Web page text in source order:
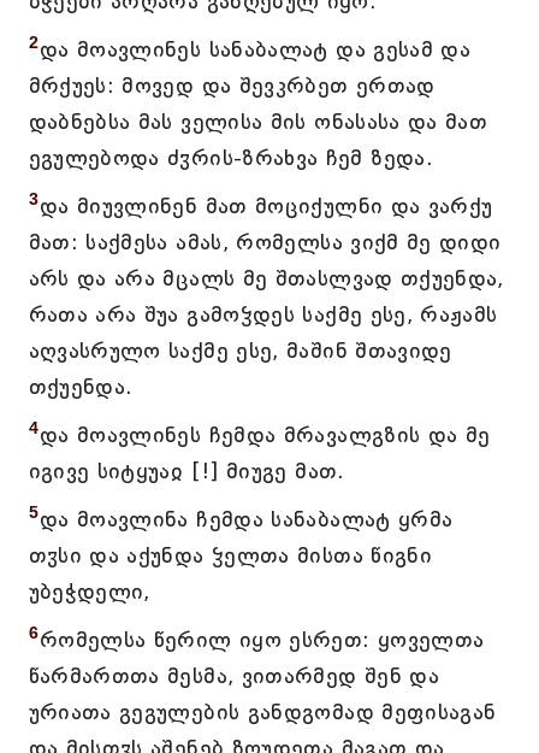
2და მოავლინეს სანაბალატ და გესამ და
მრქუეს: მოვედ და შევკრბეთ ერთად
დაბნებსა მას ველისა მის ონასასა და მათ
ეგულებოდა ძჳრის-ზრახვა ჩემ ზედა.
3და მიუვლინენ მათ მოციქულნი და ვარქუ
მათ: საქმესა ამას, რომელსა ვიქმ მე დიდი
არს და არა მცალს მე შთასლვად თქუენდა,
რათა არა შუა გამოჴდეს საქმე ესე, რაჟამს
აღვასრულო საქმე ესე, მაშინ შთავიდე
თქუენდა.
4და მოავლინეს ჩემდა მრავალგზის და მე
იგივე სიტყუაჲ [!] მიუგე მათ.
5და მოავლინა ჩემდა სანაბალატ ყრმა
თჳსი და აქუნდა ჴელთა მისთა წიგნი
უბეჭდელი,
6რომელსა წერილ იყო ესრეთ: ყოველთა
წარმართთა მესმა, ვითარმედ შენ და
ურიათა გეგულების განდგომად მეფისაგან